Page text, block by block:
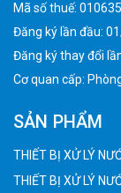
Mã số thuế:
Đăng ký lần đầu:
Đăng ký thay đổi
Cơ quan cấp:
SẢN PHẨM
THIẾT BỊ XỬ LÝ
THIẾT BỊ XỬ LÝ